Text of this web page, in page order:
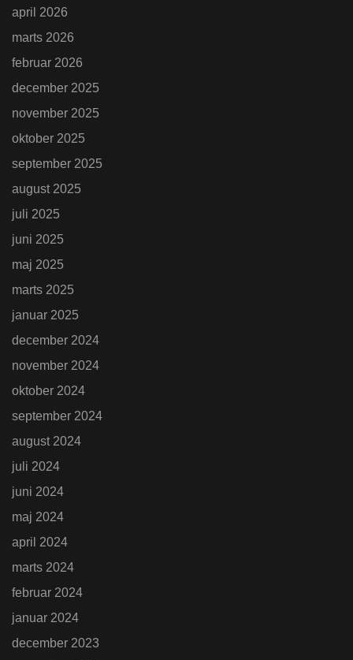
april 2026
marts 2026
februar 2026
december 2025
november 2025
oktober 2025
september 2025
august 2025
juli 2025
juni 2025
maj 2025
marts 2025
januar 2025
december 2024
november 2024
oktober 2024
september 2024
august 2024
juli 2024
juni 2024
maj 2024
april 2024
marts 2024
februar 2024
januar 2024
december 2023